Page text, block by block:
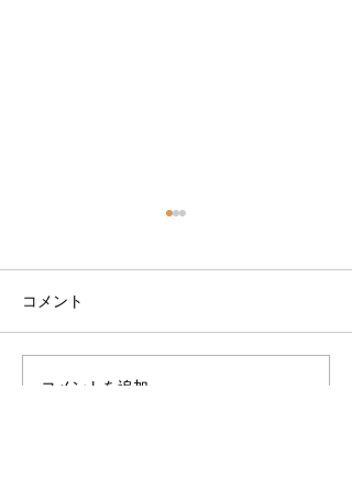
9月サーフスクールスケジ
コメント
コメントを追加…